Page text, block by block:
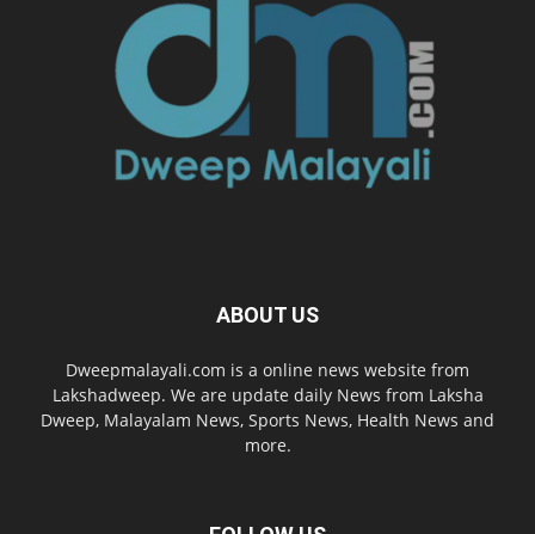
ABOUT US
Dweepmalayali.com is a online news website from
Lakshadweep. We are update daily News from Laksha
Dweep, Malayalam News, Sports News, Health News and
more.